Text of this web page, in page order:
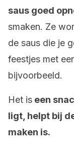
saus goed
smaken. Ze
de saus die je
feestjes met
bijvoorbeeld.
Het is een
ligt, helpt bij
maken is.